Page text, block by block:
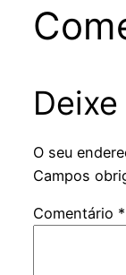
O seu
Campos
Comentário *